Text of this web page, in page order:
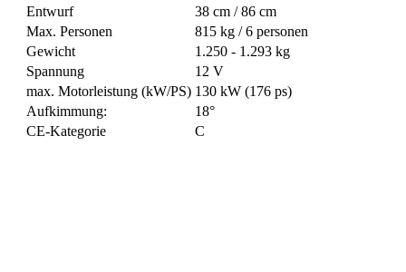
Entwurf
38 cm / 86 cm
Max. Personen
815 kg / 6 personen
Gewicht
1.250 - 1.293 kg
Spannung
12 V
max. Motorleistung (kW/PS) 130 kW (176 ps)
Aufkimmung:
18°
CE-Kategorie
C